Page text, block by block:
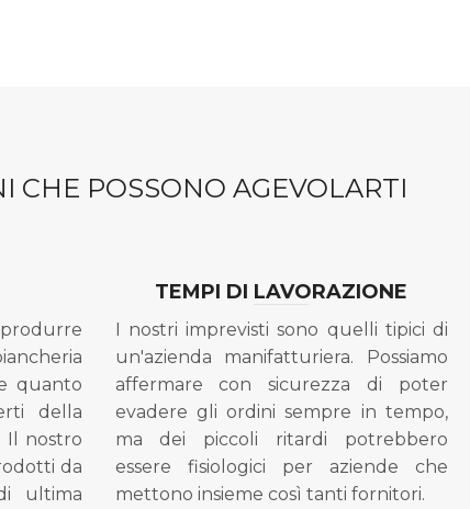
CHE POSSONO AGEVOLARTI
quanto
della
Il nostro
da
ultima
TEMPI DI LAVORAZIONE
I nostri imprevisti sono quelli tipici di
un'azienda manifatturiera. Possiamo
affermare con sicurezza di poter
evadere gli ordini sempre in tempo,
ma dei piccoli ritardi potrebbero
essere fisiologici per aziende che
mettono insieme così tanti fornitori.